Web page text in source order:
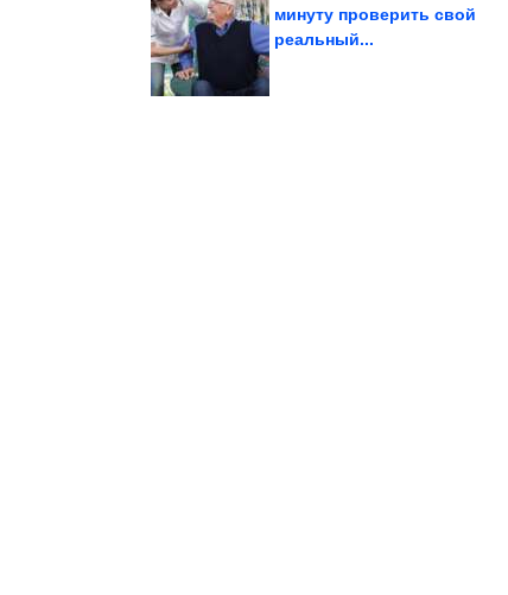
Кадры, которые
заставят вас
улыбнуться
минуту проверить свой
реальный...